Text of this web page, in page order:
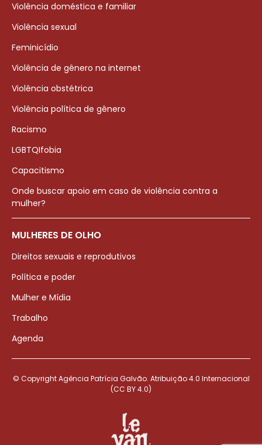
Violência doméstica e familiar
Violência sexual
Feminicídio
Violência de gênero na internet
Violência obstétrica
Violência política de gênero
Racismo
LGBTQIfobia
Capacitismo
Onde buscar apoio em caso de violência contra a
mulher?
MULHERES DE OLHO
Direitos sexuais e reprodutivos
Política e poder
Mulher e Mídia
Trabalho
Agenda
© Copyright Agência Patrícia Galvão. Atribuição 4.0 Internacional
(CC BY 4.0)